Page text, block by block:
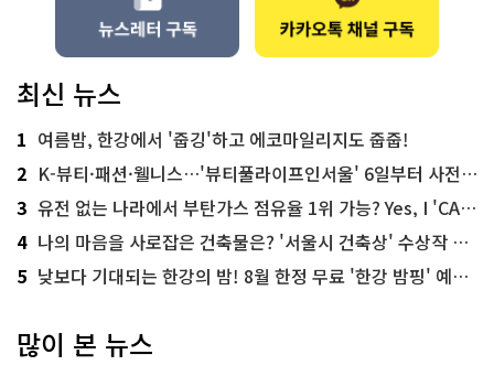
최신 뉴스
1 여름밤, 한강에서 '줍깅'하고 에코마일리지도 줍줍!
2 K-뷰티·패션·웰니스…'뷰티풀라이프인서울' 6일부터 사전 예약
3 유전 없는 나라에서 부탄가스 점유율 1위 가능? Yes, I 'CAN'
4 나의 마음을 사로잡은 건축물은? '서울시 건축상' 수상작 공개!
5 낮보다 기대되는 한강의 밤! 8월 한정 무료 '한강 밤핑' 예약은?
많이 본 뉴스